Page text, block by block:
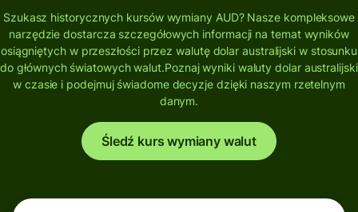
Szukasz historycznych kursów wymiany AUD? Nasze kompleksowe
narzędzie dostarcza szczegółowych informacji na temat wyników
osiągniętych w przeszłości przez walutę dolar australijski w stosunku
do głównych światowych walut.Poznaj wyniki waluty dolar australijski
w czasie i podejmuj świadome decyzje dzięki naszym rzetelnym
danym.
Śledź kurs wymiany walut